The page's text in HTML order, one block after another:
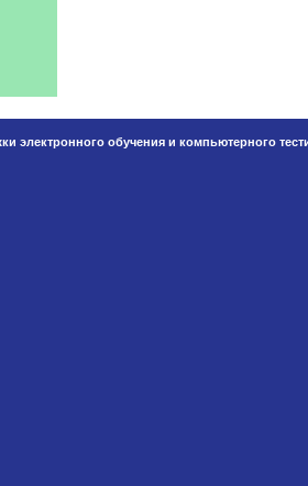
электронного обучения и компьютерного